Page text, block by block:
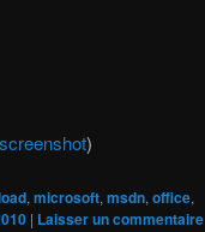
)
, microsoft, msdn, office,
| Laisser un commentaire